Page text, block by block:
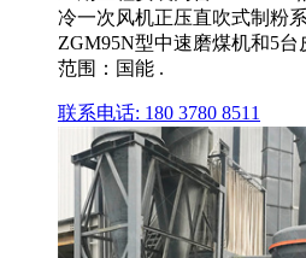
冷一次风机正压直吹式制粉
ZGM95N型中速磨煤机和5
范围：国能 .
联系电话: 180 3780 8511